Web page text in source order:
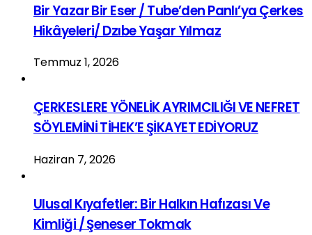
Bir Yazar Bir Eser / Tube’den Panlı’ya Çerkes
Hikâyeleri/ Dzıbe Yaşar Yılmaz
Temmuz 1, 2026
ÇERKESLERE YÖNELİK AYRIMCILIĞI VE NEFRET
SÖYLEMİNİ TİHEK’E ŞİKAYET EDİYORUZ
Haziran 7, 2026
Ulusal Kıyafetler: Bir Halkın Hafızası Ve
Kimliği / Şeneser Tokmak